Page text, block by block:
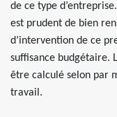
de ce type
est prudent de bien
d’intervention de ce
suffisance budgétaire.
être calculé selon par
travail.